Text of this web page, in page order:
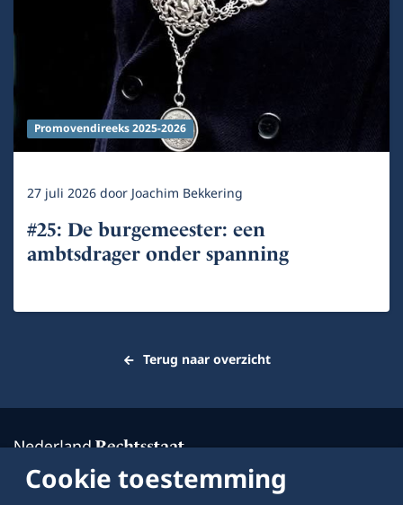
Promovendireeks 2025-2026
27 juli 2026doorJoachim Bekkering
#25: De burgemeester: een
ambtsdrager onder spanning
Terug naar overzicht
Cookie toestemming